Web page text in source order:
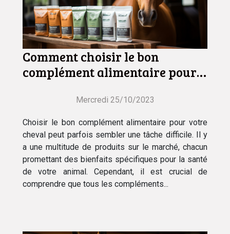
Comment choisir le bon
complément alimentaire pour
Mercredi 25/10/2023
Choisir le bon complément alimentaire pour votre
cheval peut parfois sembler une tâche difficile. Il y
a une multitude de produits sur le marché, chacun
promettant des bienfaits spécifiques pour la santé
de votre animal. Cependant, il est crucial de
comprendre que tous les compléments...